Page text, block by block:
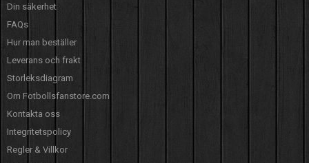
Din säkerhet
FAQs
Hur man beställer
Leverans och frakt
Storleksdiagram
Om Fotbollsfanstore.com
Kontakta oss
Integritetspolicy
Regler & Villkor